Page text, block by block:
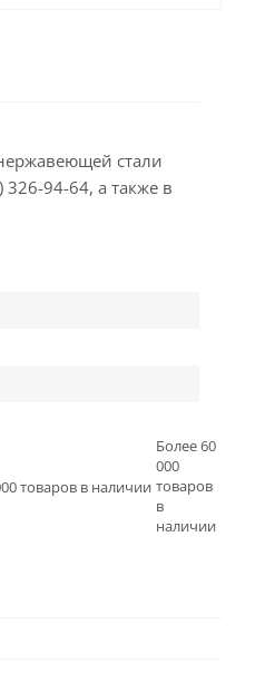
стали
94-64, а также в
Более 60
000
товаров
в
наличии